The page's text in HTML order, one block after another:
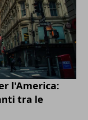
l'America:
tra le